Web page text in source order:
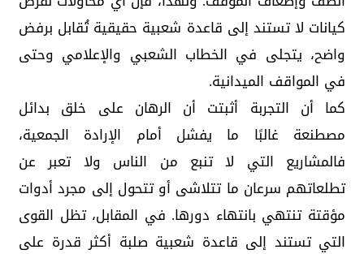
كيانات لا تستند إلى قاعدة شعبية حقيقية تُقابل برفض
واضح، يتجلى في الخطاب الشعبي والإعلامي وحتى
في المواقف الميدانية.
كما أن التجربة أثبتت أن الرهان على خلق بدائل
مصطنعة غالبًا ما يفشل أمام الإرادة الجمعية،
فالمشاريع التي لا تنبع من الناس ولا تعبر عن
تطلعاتهم سرعان ما تتلاشى أو تتحول إلى مجرد أدوات
مؤقتة تنتهي بانتهاء دورها. في المقابل، تظل القوى
التي تستند إلى قاعدة شعبية صلبة أكثر قدرة على